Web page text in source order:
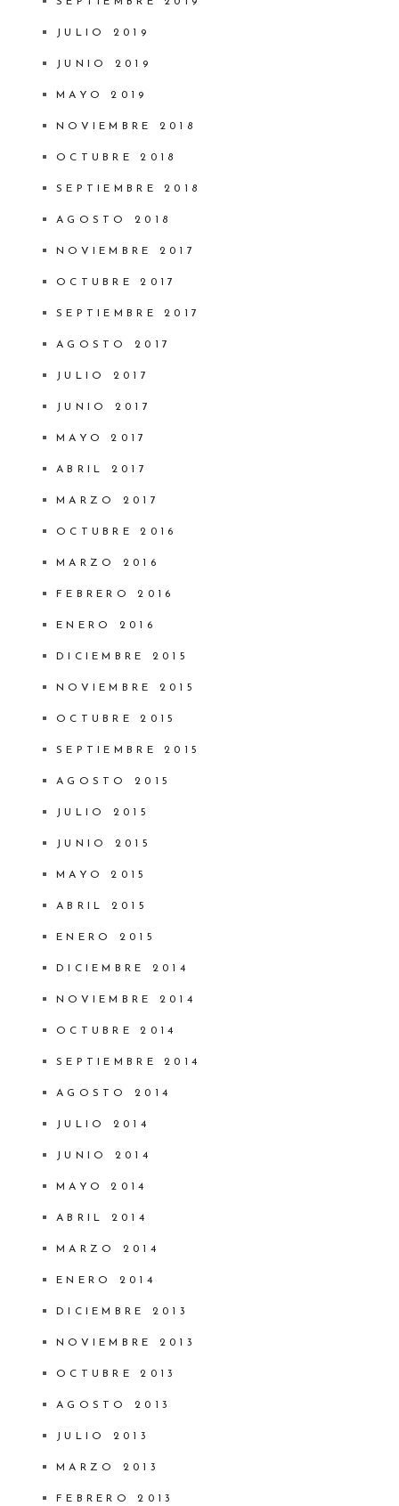
JULIO 2019
JUNIO 2019
MAYO 2019
NOVIEMBRE 2018
OCTUBRE 2018
SEPTIEMBRE 2018
AGOSTO 2018
NOVIEMBRE 2017
OCTUBRE 2017
SEPTIEMBRE 2017
AGOSTO 2017
JULIO 2017
JUNIO 2017
MAYO 2017
ABRIL 2017
MARZO 2017
OCTUBRE 2016
MARZO 2016
FEBRERO 2016
ENERO 2016
DICIEMBRE 2015
NOVIEMBRE 2015
OCTUBRE 2015
SEPTIEMBRE 2015
AGOSTO 2015
JULIO 2015
JUNIO 2015
MAYO 2015
ABRIL 2015
ENERO 2015
DICIEMBRE 2014
NOVIEMBRE 2014
OCTUBRE 2014
SEPTIEMBRE 2014
AGOSTO 2014
JULIO 2014
JUNIO 2014
MAYO 2014
ABRIL 2014
MARZO 2014
ENERO 2014
DICIEMBRE 2013
NOVIEMBRE 2013
OCTUBRE 2013
AGOSTO 2013
JULIO 2013
MARZO 2013
FEBRERO 2013